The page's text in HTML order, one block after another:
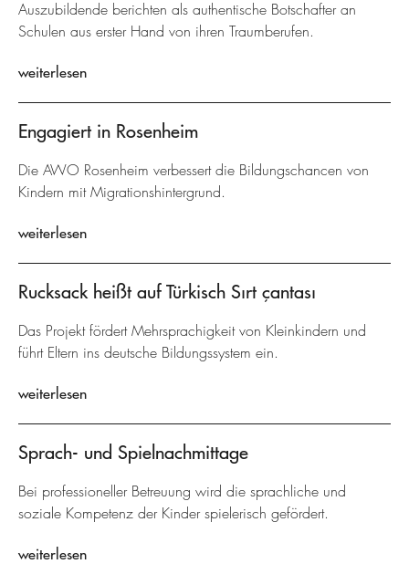
Auszubildende berichten als authentische Botschafter an
Schulen aus erster Hand von ihren Traumberufen.
weiterlesen
Engagiert in Rosenheim
Die AWO Rosenheim verbessert die Bildungschancen von
Kindern mit Migrationshintergrund.
weiterlesen
Rucksack heißt auf Türkisch Sırt çantası
Das Projekt fördert Mehrsprachigkeit von Kleinkindern und
führt Eltern ins deutsche Bildungssystem ein.
weiterlesen
Sprach- und Spielnachmittage
Bei professioneller Betreuung wird die sprachliche und
soziale Kompetenz der Kinder spielerisch gefördert.
weiterlesen